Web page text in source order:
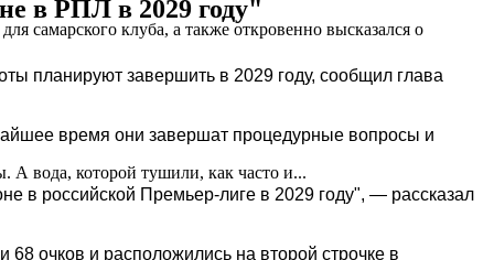
самарского клуба, а также откровенно высказался о
вода, которой тушили, как часто и...
в РПЛ в 2029 году"
планируют завершить в 2029 году, сообщил глава
время они завершат процедурные вопросы и
в российской Премьер-лиге в 2029 году", — рассказал
очков и расположились на второй строчке в